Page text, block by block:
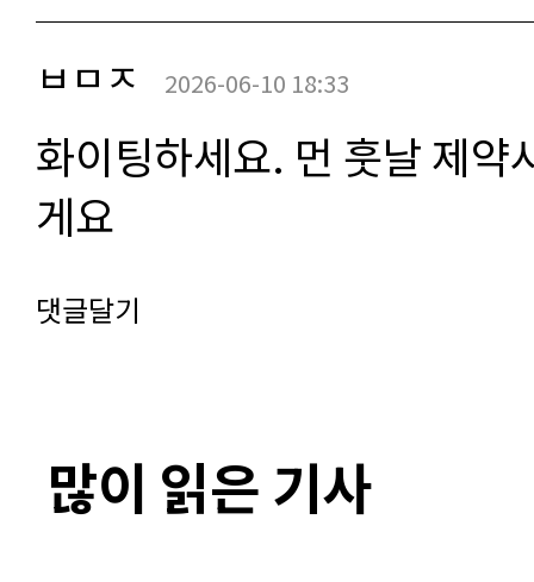
ㅂㅁㅈ 2026-06-10 18:33
화이팅하세요. 먼 훗날 제약
게요
댓글달기
많이 읽은 기사